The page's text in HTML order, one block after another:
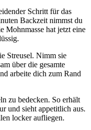
Schritt für das
Backzeit nimmst du
Mohnmasse hat jetzt eine
Streusel. Nimm sie
über die gesamte
arbeite dich zum Rand
zu bedecken. So erhält
und sieht appetitlich aus.
locker aufliegen.